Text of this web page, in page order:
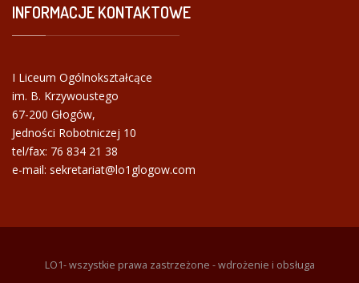
INFORMACJEKONTAKTOWE
I Liceum Ogólnokształcące
im. B. Krzywoustego
67-200 Głogów,
Jedności Robotniczej 10
tel/fax: 76 834 21 38
e-mail: sekretariat@lo1glogow.com
LO1- wszystkie prawa zastrzeżone - wdrożenie i obsługa